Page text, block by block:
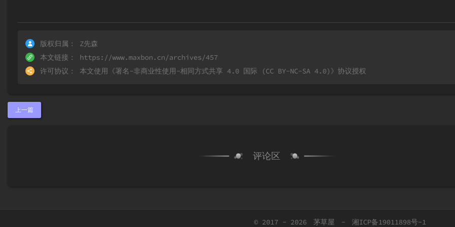
版权归属：
Z先森
本文链接：
https://www.maxbon.cn/archives/457
许可协议：
本文使用《署名-非商业性使用-相同方式共享 4.0 国际 (CC BY-NC-SA 4.0)》协议授权
上一篇
评论区
© 2017 - 2026 茅草屋 - 湘ICP备19011898号-1